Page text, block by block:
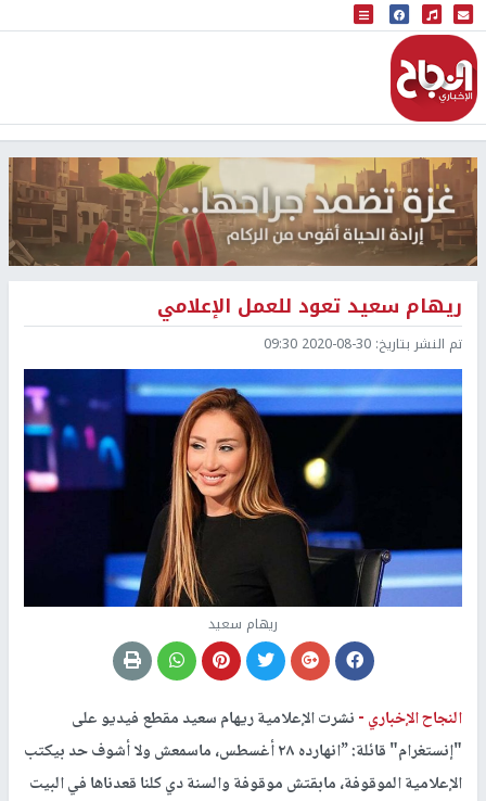
البث المباشر
إذاعة النجاح
ريهام سعيد تعود للعمل الإعلامي
تم النشر بتاريخ: 2020-08-30 09:30
ريهام سعيد
النجاح الإخباري -نشرت الإعلامية ريهام سعيد مقطع فيديو على
"إنستغرام" قائلة: ”انهارده ٢٨ أغسطس، ماسمعش ولا أشوف حد بيكتب
الإعلامية الموقوفة، مابقتش موقوفة والسنة دي كلنا قعدناها في البيت